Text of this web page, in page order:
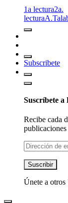
1a lectura2a.
lecturaA.T
Subscribete
Suscríbete a
Recibe cada
Dirección
de
email
Suscribir
Únete a otros